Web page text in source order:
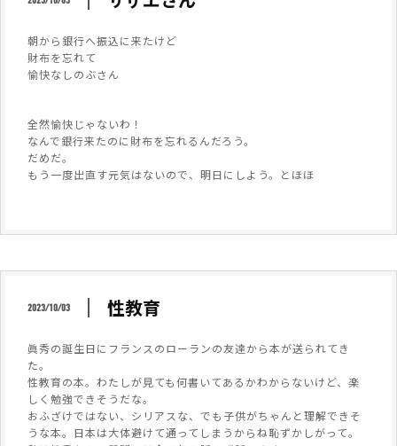
朝から銀行へ振込に来たけど
財布を忘れて
愉快なしのぶさん
全然愉快じゃないわ！
なんで銀行来たのに財布を忘れるんだろう。
だめだ。
もう一度出直す元気はないので、明日にしよう。とほほ
2023/10/03 性教育
眞秀の誕生日にフランスのローランの友達から本が送られてき
た。
性教育の本。わたしが見ても何書いてあるかわからないけど、楽
しく勉強できそうだな。
おふざけではない、シリアスな、でも子供がちゃんと理解できそ
うな本。日本は大体避けて通ってしまうからね恥ずかしがって。